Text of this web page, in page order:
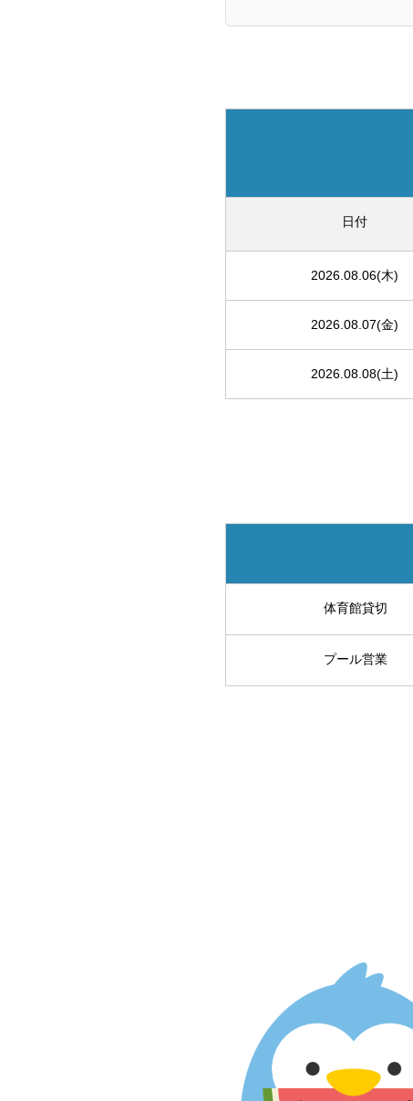
日付
2026.08.06(木)
2026.08.07(金)
2026.08.08(土)
体育館貸切
プール営業